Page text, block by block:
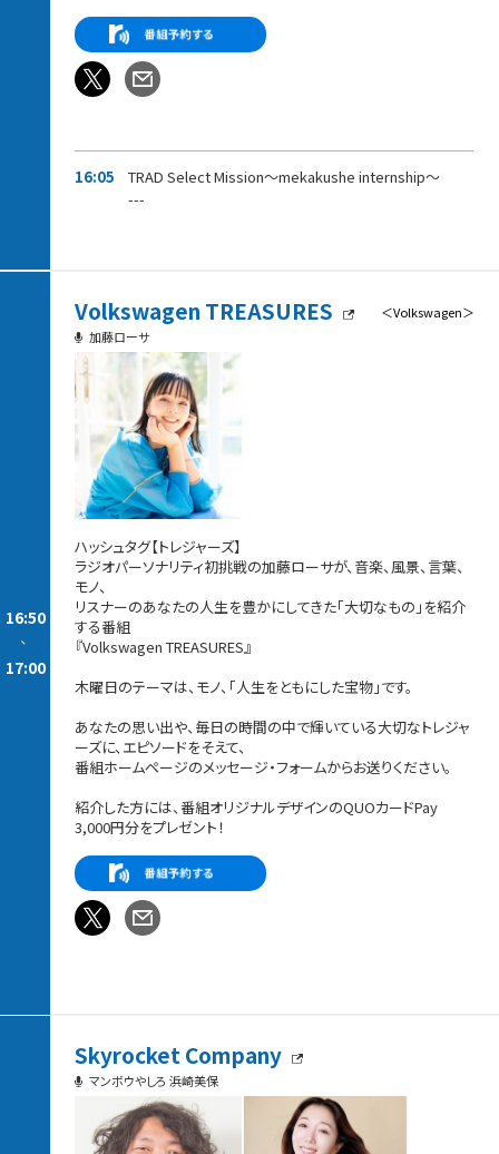
16:05
TRAD Select Mission～mekakushe internship～
---
16:50
-
17:00
Volkswagen TREASURES
＜Volkswagen＞
加藤ローサ
ハッシュタグ【トレジャーズ】
ラジオパーソナリティ初挑戦の加藤ローサが、音楽、風景、言葉、
モノ、
リスナーのあなたの人生を豊かにしてきた「大切なもの」を紹介
する番組
『Volkswagen TREASURES』
木曜日のテーマは、モノ、「人生をともにした宝物」です。
あなたの思い出や、毎日の時間の中で輝いている大切なトレジャ
ーズに、エピソードをそえて、
番組ホームページのメッセージ・フォームからお送りください。
紹介した方には、番組オリジナルデザインのQUOカードPay
3,000円分をプレゼント！
Skyrocket Company
マンボウやしろ 浜崎美保